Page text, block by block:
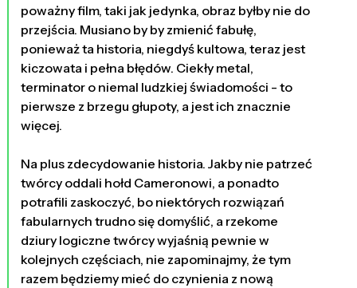
poważny film, taki jak jedynka, obraz byłby nie do
przejścia. Musiano by by zmienić fabułę,
ponieważ ta historia, niegdyś kultowa, teraz jest
kiczowata i pełna błędów. Ciekły metal,
terminator o niemal ludzkiej świadomości - to
pierwsze z brzegu głupoty, a jest ich znacznie
więcej.
Na plus zdecydowanie historia. Jakby nie patrzeć
twórcy oddali hołd Cameronowi, a ponadto
potrafili zaskoczyć, bo niektórych rozwiązań
fabularnych trudno się domyślić, a rzekome
dziury logiczne twórcy wyjaśnią pewnie w
kolejnych częściach, nie zapominajmy, że tym
razem będziemy mieć do czynienia z nową